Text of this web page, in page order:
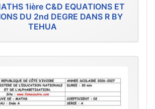
1ière C&D EQUATIONS ET
DU 2nd DEGRE DANS R BY
TEHUA